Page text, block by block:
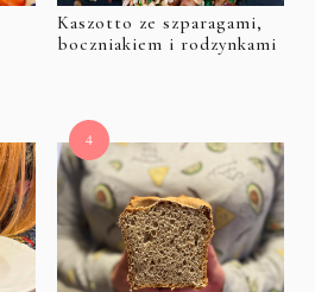
Kaszotto ze szparagami,
boczniakiem i rodzynkami